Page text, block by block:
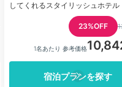
してくれるスタイリッシュホテル
23%OFF
1名あたり 参考価格
宿泊プランを探す